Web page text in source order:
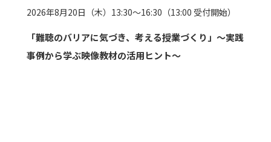
2026年8月20日（木）13:30～16:30（13:00 受付開始）
「難聴のバリアに気づき、考える授業づくり」〜実践
事例から学ぶ映像教材の活用ヒント〜